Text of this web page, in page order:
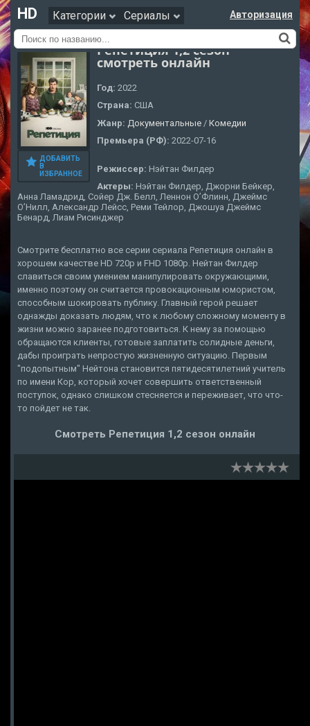
HD Категории Сериалы Авторизация
ДОБАВИТЬ
В
ИЗБРАННОЕ
Репетиция 1,2 сезон
смотреть онлайн
Год: 2022
Страна: США
Жанр: Документальные / Комедии
Премьера (РФ): 2022-07-16
Режиссер: Нэйтан Филдер
Актеры: Нэйтан Филдер, Джорни Бейкер,
Анна Ламадрид, Сойер Дж. Белл, Леннон О’Флинн, Джеймс
О’Нилл, Александр Лейсс, Реми Тейлор, Джошуа Джеймс
Бенард, Лиам Рисинджер
Смотрите бесплатно все серии сериала Репетиция онлайн в
хорошем качестве HD 720p и FHD 1080p. Нейтан Филдер
славиться своим умением манипулировать окружающими,
именно поэтому он считается провокационным юмористом,
способным шокировать публику. Главный герой решает
однажды доказать людям, что к любому сложному моменту в
жизни можно заранее подготовиться. К нему за помощью
обращаются клиенты, готовые заплатить солидные деньги,
дабы проиграть непростую жизненную ситуацию. Первым
"подопытным" Нейтона становится пятидесятилетний учитель
по имени Кор, который хочет совершить ответственный
поступок, однако слишком стесняется и переживает, что что-
то пойдет не так.
Смотреть Репетиция 1,2 сезон онлайн